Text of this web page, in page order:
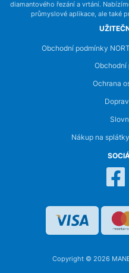
diamantového řezání a vrtání.
průmyslové aplikace, ale také
Obchodní podmínky
Obchodní
Ochrana
Nákup na
Copyright © 2026